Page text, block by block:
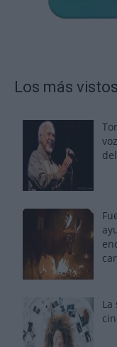
Los más vistos
La